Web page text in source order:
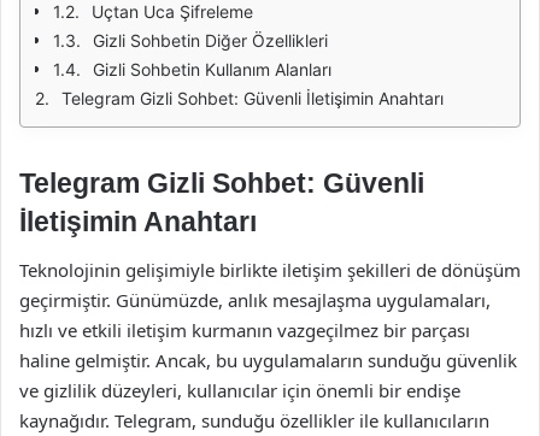
Uçtan Uca Şifreleme
Gizli Sohbetin Diğer Özellikleri
Gizli Sohbetin Kullanım Alanları
Telegram Gizli Sohbet: Güvenli İletişimin Anahtarı
Telegram Gizli Sohbet: Güvenli
İletişimin Anahtarı
Teknolojinin gelişimiyle birlikte iletişim şekilleri de dönüşüm
geçirmiştir. Günümüzde, anlık mesajlaşma uygulamaları,
hızlı ve etkili iletişim kurmanın vazgeçilmez bir parçası
haline gelmiştir. Ancak, bu uygulamaların sunduğu güvenlik
ve gizlilik düzeyleri, kullanıcılar için önemli bir endişe
kaynağıdır. Telegram, sunduğu özellikler ile kullanıcıların